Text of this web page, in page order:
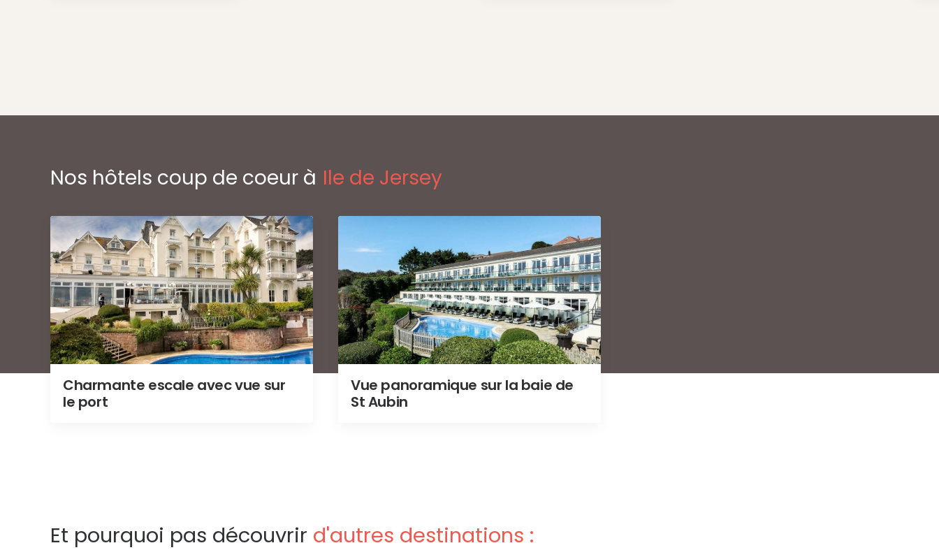
Nos hôtels coup de coeur à Ile de Jersey
Charmante escale avec vue sur
le port
Vue panoramique sur la baie de
St Aubin
Et pourquoi pas découvrir d'autres destinations :